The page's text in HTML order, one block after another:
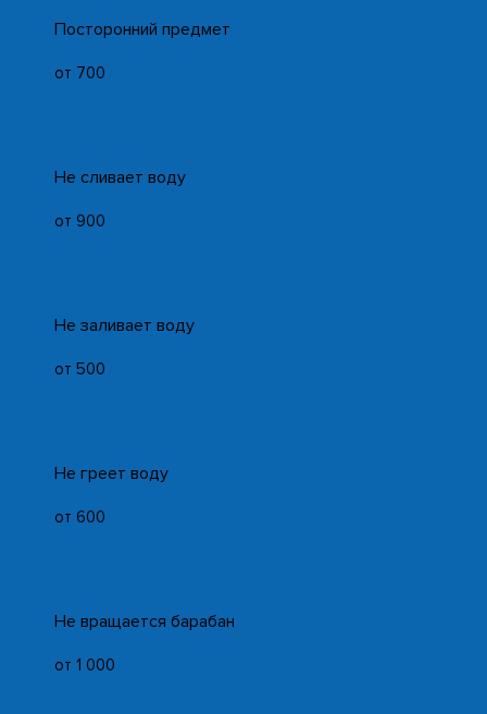
Посторонний предмет
от 700
Не сливает воду
от 900
Не заливает воду
от 500
Не греет воду
от 600
Не вращается барабан
от 1 000